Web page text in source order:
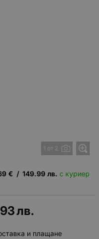
1 от 2
€ / 149.99 лв. с куриер
лв.
и плащане